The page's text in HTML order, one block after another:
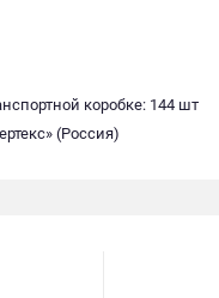
коробке: 144 шт
(Россия)